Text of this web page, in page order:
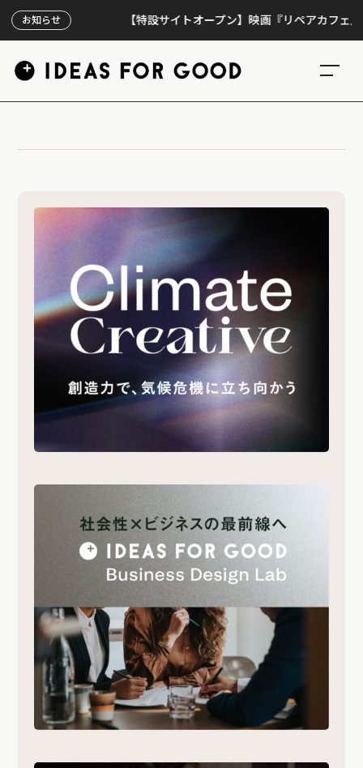
お知らせ 【特設サイトオープン】映画『リペアカフェ』、